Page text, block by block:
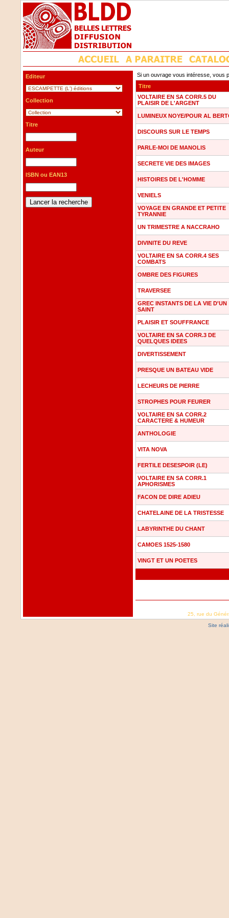
Editeur
Collection
Titre
Auteur
ISBN ou EAN13
Si un ouvrage vous intéresse, vous
Titre
VOLTAIRE EN SA CORR.5 DU
PLAISIR DE L'ARGENT
LUMINEUX NOYE/POUR AL
DISCOURS SUR LE TEMPS
PARLE-MOI DE MANOLIS
SECRETE VIE DES IMAGES
HISTOIRES DE L'HOMME
VENIELS
VOYAGE EN GRANDE ET PETITE
TYRANNIE
UN TRIMESTRE A NACCRAHO
DIVINITE DU REVE
VOLTAIRE EN SA CORR.4 SES
COMBATS
OMBRE DES FIGURES
TRAVERSEE
GREC INSTANTS DE LA VIE D'UN
SAINT
PLAISIR ET SOUFFRANCE
VOLTAIRE EN SA CORR.3 DE
QUELQUES IDEES
DIVERTISSEMENT
PRESQUE UN BATEAU VIDE
LECHEURS DE PIERRE
STROPHES POUR FEURER
VOLTAIRE EN SA CORR.2
CARACTERE & HUMEUR
ANTHOLOGIE
VITA NOVA
FERTILE DESESPOIR (LE)
VOLTAIRE EN SA CORR.1
APHORISMES
FACON DE DIRE ADIEU
CHATELAINE DE LA TRISTESSE
LABYRINTHE DU CHANT
CAMOES 1525-1580
VINGT ET UN POETES
25, rue du
Site